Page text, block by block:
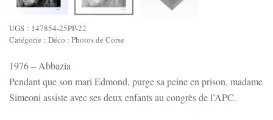
UGS : 147854-25PP-22
Catégorie : Déco : Photos de Corse
1976 – Abbazia
Pendant que son mari Edmond, purge sa peine en prison, madame
Simeoni assiste avec ses deux enfants au congrès de l’APC.